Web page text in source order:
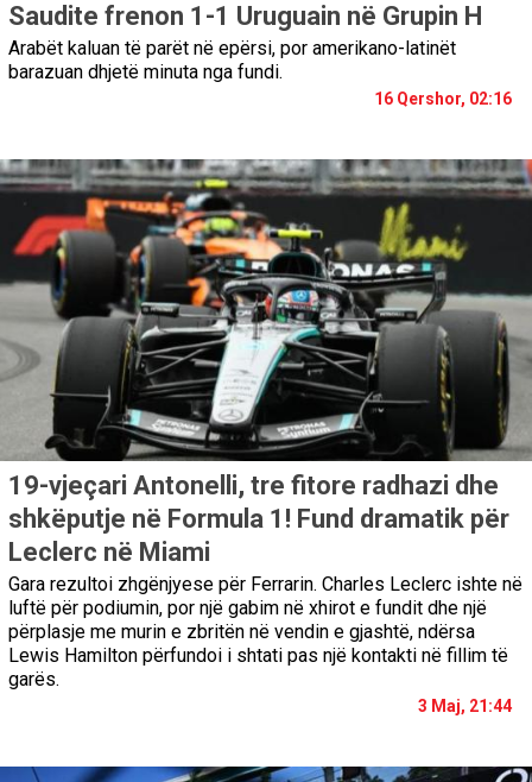
Saudite frenon 1-1 Uruguain në Grupin H
Arabët kaluan të parët në epërsi, por amerikano-latinët
barazuan dhjetë minuta nga fundi.
16 Qershor, 02:16
19-vjeçari Antonelli, tre fitore radhazi dhe
shkëputje në Formula 1! Fund dramatik për
Leclerc në Miami
Gara rezultoi zhgënjyese për Ferrarin. Charles Leclerc ishte në
luftë për podiumin, por një gabim në xhirot e fundit dhe një
përplasje me murin e zbritën në vendin e gjashtë, ndërsa
Lewis Hamilton përfundoi i shtati pas një kontakti në fillim të
garës.
3 Maj, 21:44